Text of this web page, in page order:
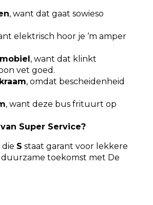
, want dat gaat sowieso
elektrisch hoor je ‘m amper
, want dat klinkt
vet goed.
, omdat bescheidenheid
, want deze bus frituurt op
van Super Service?
die S staat garant voor lekkere
toekomst met De